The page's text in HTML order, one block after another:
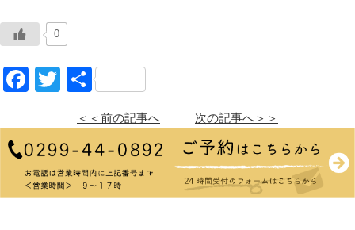
0
Facebook
Twitter
共
＜＜前の記事へ 次の記事へ＞＞